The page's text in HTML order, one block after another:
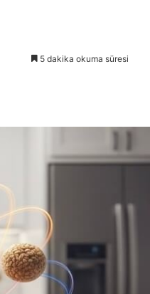
5 dakika okuma süresi